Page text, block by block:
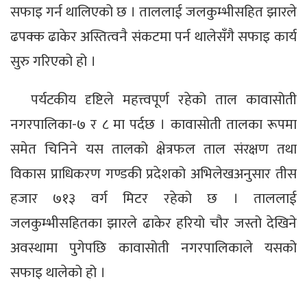
सफाइ गर्न थालिएको छ । ताललाई जलकुम्भीसहित झारले
ढपक्क ढाकेर अस्तित्वनै संकटमा पर्न थालेसँगै सफाइ कार्य
सुरु गरिएको हो ।
पर्यटकीय दृष्टिले महत्त्वपूर्ण रहेको ताल कावासोती
नगरपालिका-७ र ८ मा पर्दछ । कावासोती तालका रूपमा
समेत चिनिने यस तालको क्षेत्रफल ताल संरक्षण तथा
विकास प्राधिकरण गण्डकी प्रदेशको अभिलेखअनुसार तीस
हजार ७१३ वर्ग मिटर रहेको छ । ताललाई
जलकुम्भीसहितका झारले ढाकेर हरियो चौर जस्तो देखिने
अवस्थामा पुगेपछि कावासोती नगरपालिकाले यसको
सफाइ थालेको हो ।